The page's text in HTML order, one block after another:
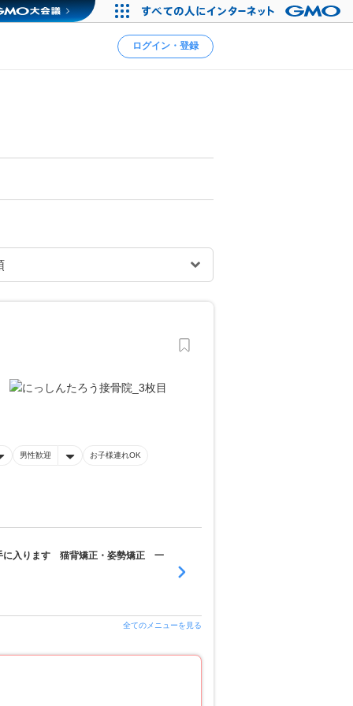
ログイン・登録
男性歓迎 お子様連れOK
に入ります 猫背矯正・姿勢矯正 一
全てのメニューを見る